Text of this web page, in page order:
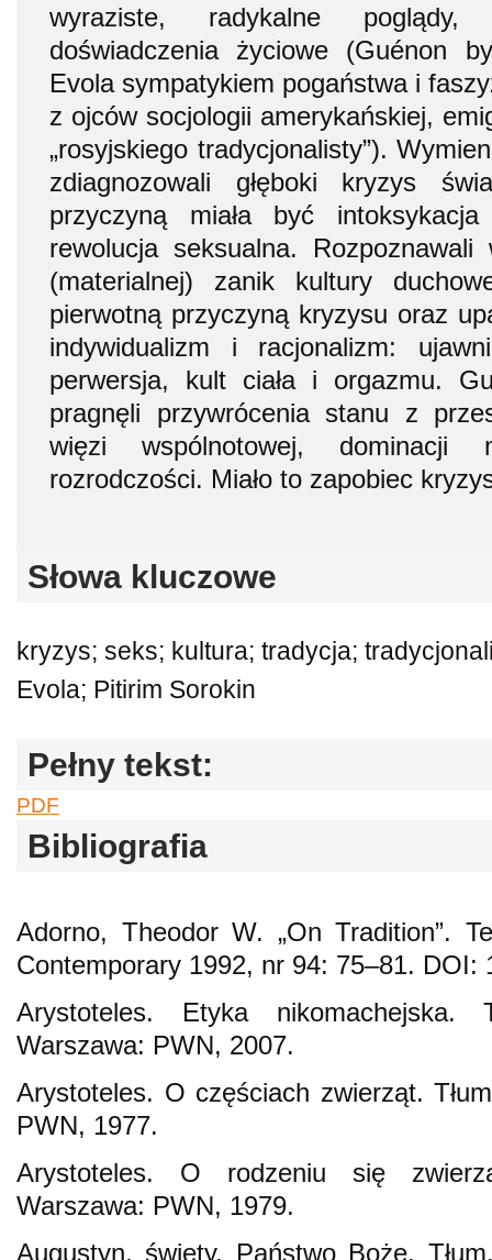
wyraziste, radykalne
doświadczenia życiowe (Guénon
Evola sympatykiem pogaństwa i
z ojców socjologii amerykańskiej,
„rosyjskiego tradycjonalisty”).
zdiagnozowali głęboki kryzys
przyczyną miała być
rewolucja seksualna.
(materialnej) zanik kultury
pierwotną przyczyną kryzysu oraz
indywidualizm i racjonalizm:
perwersja, kult ciała i orgazmu.
pragnęli przywrócenia stanu z
więzi wspólnotowej, dominacji
rozrodczości. Miało to zapobiec
Słowa kluczowe
kryzys; seks; kultura; tradycja;
Evola; Pitirim Sorokin
Pełny tekst:
PDF
Bibliografia
Adorno, Theodor W. „On Tradition”.
Contemporary 1992, nr 94: 75–81. DOI:
Arystoteles. Etyka nikomachejska.
Warszawa: PWN, 2007.
Arystoteles. O częściach zwierząt.
PWN, 1977.
Arystoteles. O rodzeniu się
Warszawa: PWN, 1979.
Augustyn, święty. Państwo Boże.